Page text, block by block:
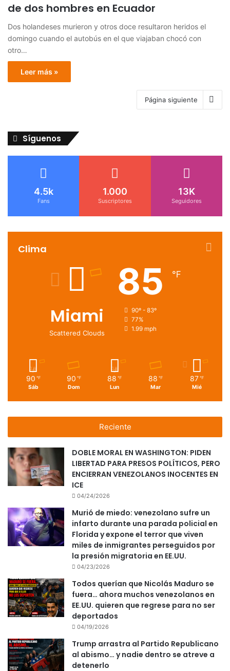
de dos hombres en Ecuador
Dos holandeses murieron y otros doce resultaron heridos el
domingo cuando el autobús en el que viajaban chocó con
otro…
Leer más »
Página siguiente
Síguenos
4.5k
Fans
1.000
Suscriptores
13K
Seguidores
Clima
Miami
Scattered Clouds
85 ℉
90º - 83º
77%
1.99 mph
90 ℉
Sáb
90 ℉
Dom
88 ℉
Lun
88 ℉
Mar
87 ℉
Mié
Reciente
DOBLE MORAL EN WASHINGTON: PIDEN
LIBERTAD PARA PRESOS POLÍTICOS, PERO
ENCIERRAN VENEZOLANOS INOCENTES EN
ICE
04/24/2026
Murió de miedo: venezolano sufre un
infarto durante una parada policial en
Florida y expone el terror que viven
miles de inmigrantes perseguidos por
la presión migratoria en EE.UU.
04/23/2026
Todos querían que Nicolás Maduro se
fuera… ahora muchos venezolanos en
EE.UU. quieren que regrese para no ser
deportados
04/19/2026
Trump arrastra al Partido Republicano
al abismo… y nadie dentro se atreve a
detenerlo